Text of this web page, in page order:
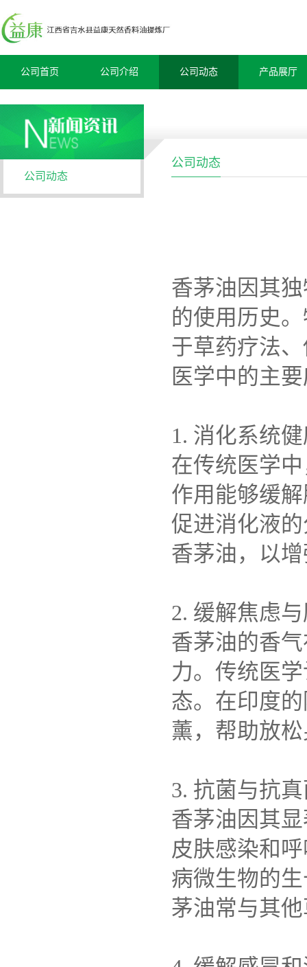
公司首页 公司介绍 公司动态 产品展厅
公司动态
公司动态
香茅油因其
的使用历史
于草药疗法
医学中的主
1. 消化系统
在传统医学
作用能够缓
促进消化液
香茅油，以
2. 缓解焦虑
香茅油的香
力。传统医
态。在印度
薰，帮助放
3. 抗菌与抗
香茅油因其
皮肤感染和
病微生物的
茅油常与其